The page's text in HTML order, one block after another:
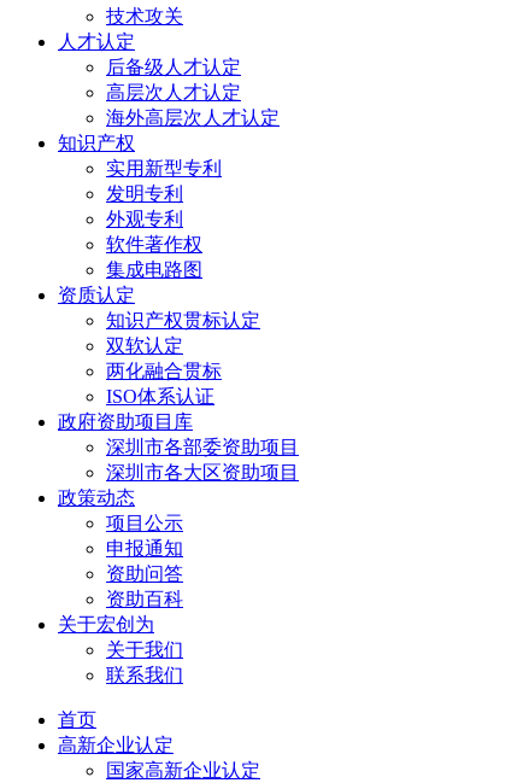
技术攻关
人才认定
后备级人才认定
高层次人才认定
海外高层次人才认定
知识产权
实用新型专利
发明专利
外观专利
软件著作权
集成电路图
资质认定
知识产权贯标认定
双软认定
两化融合贯标
ISO体系认证
政府资助项目库
深圳市各部委资助项目
深圳市各大区资助项目
政策动态
项目公示
申报通知
资助问答
资助百科
关于宏创为
关于我们
联系我们
首页
高新企业认定
国家高新企业认定